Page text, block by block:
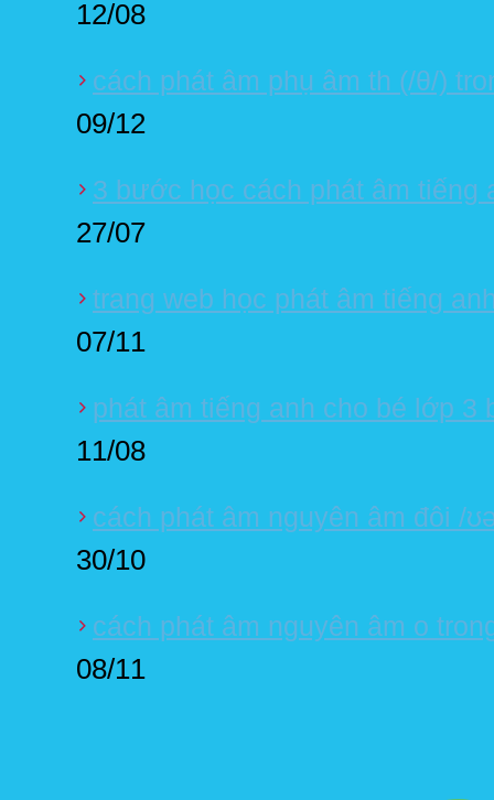
12/08
cách phát âm phụ âm th (/θ/)
09/12
3 bước học cách phát âm tiếng
27/07
trang web học phát âm tiếng
07/11
phát âm tiếng anh cho bé lớp 3
11/08
cách phát âm nguyên âm đôi /
30/10
cách phát âm nguyên âm o
08/11